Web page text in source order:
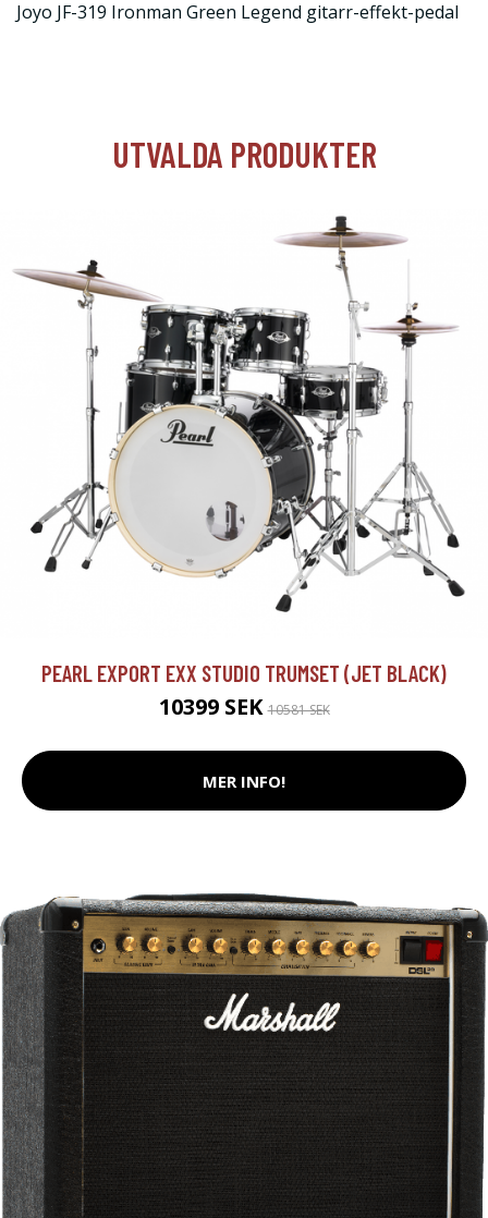
Joyo JF-319 Ironman Green Legend gitarr-effekt-pedal
UTVALDA PRODUKTER
PEARL EXPORT EXX STUDIO TRUMSET (JET BLACK)
10399 SEK10581 SEK
MER INFO!